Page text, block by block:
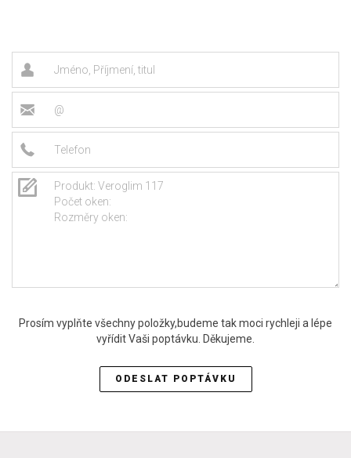
Prosím vyplňte všechny položky,budeme tak moci rychleji a lépe
vyřídit Vaši poptávku. Děkujeme.